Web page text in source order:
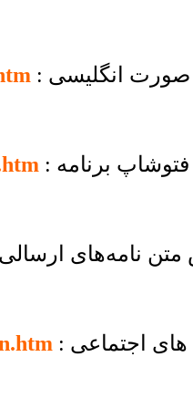
صورت انگلیسی
فتوشاپ برنامه
متن نامه‌های ارسالی
اجتماعی